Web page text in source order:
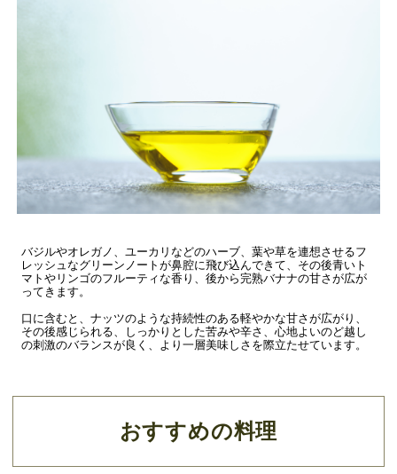
バジルやオレガノ、ユーカリなどのハーブ、葉や草を連想させるフ
レッシュなグリーンノートが鼻腔に飛び込んできて、その後青いト
マトやリンゴのフルーティな香り、後から完熟バナナの甘さが広が
ってきます。
口に含むと、ナッツのような持続性のある軽やかな甘さが広がり、
その後感じられる、しっかりとした苦みや辛さ、心地よいのど越し
の刺激のバランスが良く、より一層美味しさを際立たせています。
おすすめの料理